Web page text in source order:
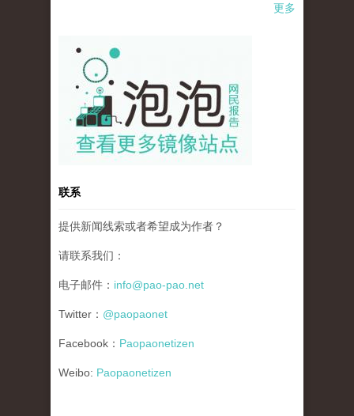
更多
pao-pao-banner-mirror-site-120814.jpg
联系
提供新闻线索或者希望成为作者？
请联系我们：
电子邮件： info@pao-pao.net
Twitter： @paopaonet
Facebook： Paopaonetizen
Weibo: Paopaonetizen